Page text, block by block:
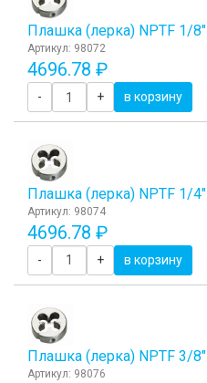
Плашка (лерка) NPTF 1/8"
Артикул: 98072
4696.78 ₽
- + в корзину
Плашка (лерка) NPTF 1/4"
Артикул: 98074
4696.78 ₽
- + в корзину
Плашка (лерка) NPTF 3/8"
Артикул: 98076